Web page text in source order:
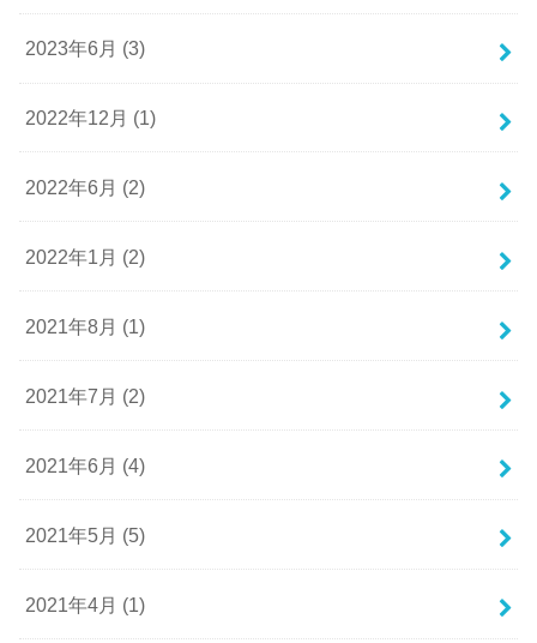
2023年6月 (3)
2022年12月 (1)
2022年6月 (2)
2022年1月 (2)
2021年8月 (1)
2021年7月 (2)
2021年6月 (4)
2021年5月 (5)
2021年4月 (1)